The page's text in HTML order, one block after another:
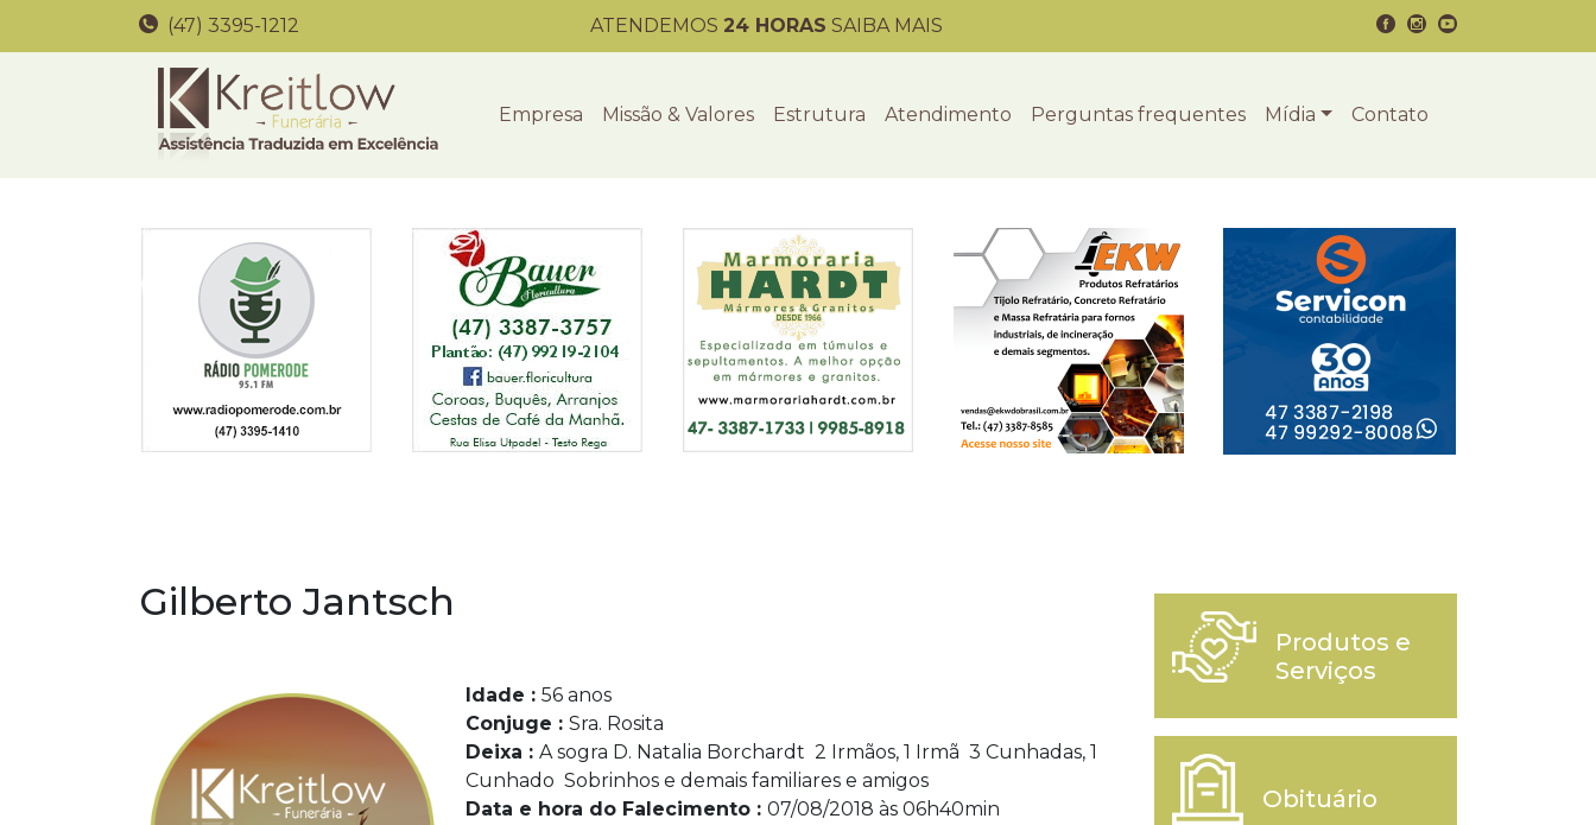
(47) 3395-1212 ATENDEMOS 24 HORAS SAIBA MAIS
Empresa Missão & Valores Estrutura Atendimento Perguntas frequentes Mídia Contato
Gilberto Jantsch
Idade : 56 anos
Conjuge : Sra. Rosita
Deixa : A sogra D. Natalia Borchardt 2 Irmãos, 1 Irmã 3 Cunhadas, 1
Cunhado Sobrinhos e demais familiares e amigos
Data e hora do Falecimento : 07/08/2018 às 06h40min
Produtos e
Serviços
Obituário